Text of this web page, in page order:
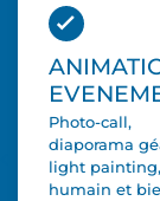
Photo-call,
diaporama
light
humain et